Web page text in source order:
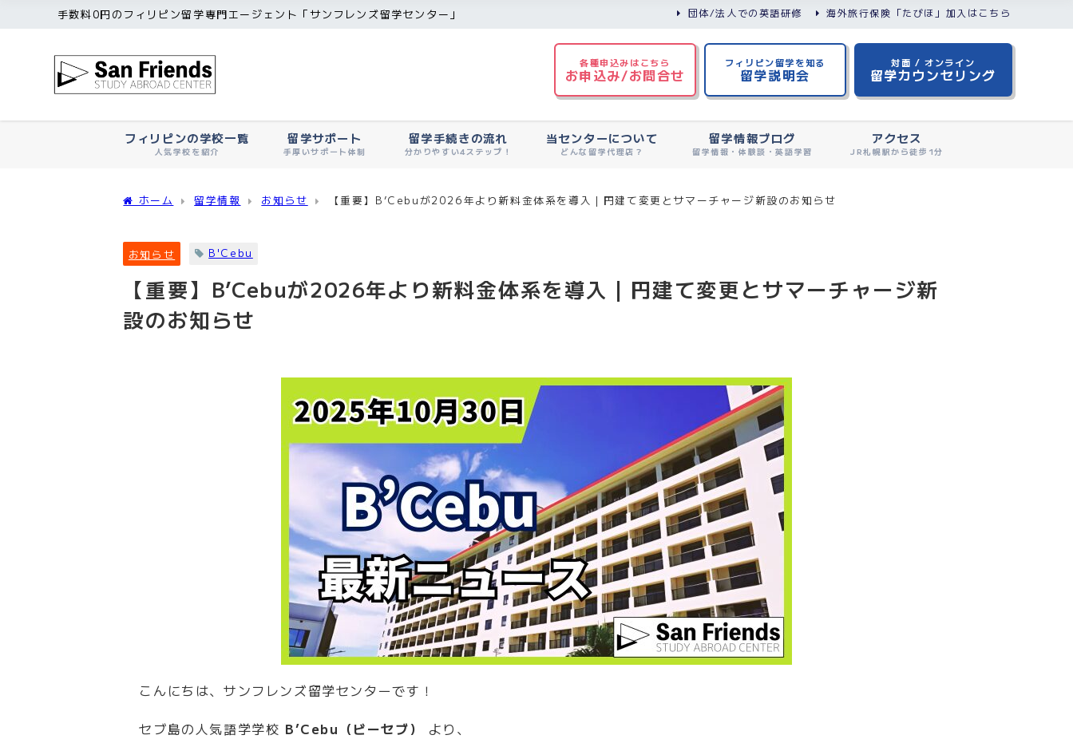
手数料0円のフィリピン留学専門エージェント「サンフレンズ留学センター」 団体/法人での英語研修 海外旅行保険「たびほ」加入はこちら
各種申込みはこちら
お申込み/お問合せ
フィリピン留学を知る
留学説明会
対面 / オンライン
留学カウンセリング
フィリピンの学校一覧
人気学校を紹介
留学サポート
手厚いサポート体制
留学手続きの流れ
分かりやすい4ステップ！
当センターについて
どんな留学代理店？
留学情報ブログ
留学情報・体験談・英語学習
アクセス
JR札幌駅から徒歩1分
ホーム 留学情報 お知らせ 【重要】B’Cebuが2026年より新料金体系を導入｜円建て変更とサマーチャージ新設のお知らせ
お知らせ B'Cebu
【重要】B’Cebuが2026年より新料金体系を導入｜円建て変更とサマーチャージ新
設のお知らせ
こんにちは、サンフレンズ留学センターです！
セブ島の人気語学学校 B’Cebu（ビーセブ）
より、